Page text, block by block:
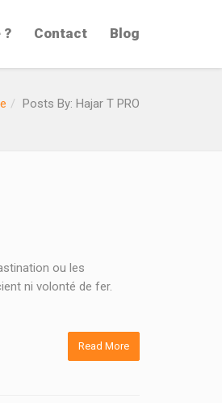
? Contact Blog
Posts By: Hajar T PRO
ou les
ni volonté de fer.
Read More